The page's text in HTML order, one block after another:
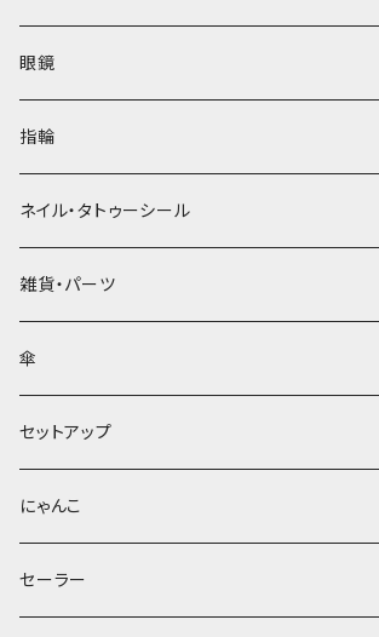
眼鏡
指輪
ネイル・タトゥーシール
雑貨・パーツ
傘
セットアップ
にゃんこ
セーラー